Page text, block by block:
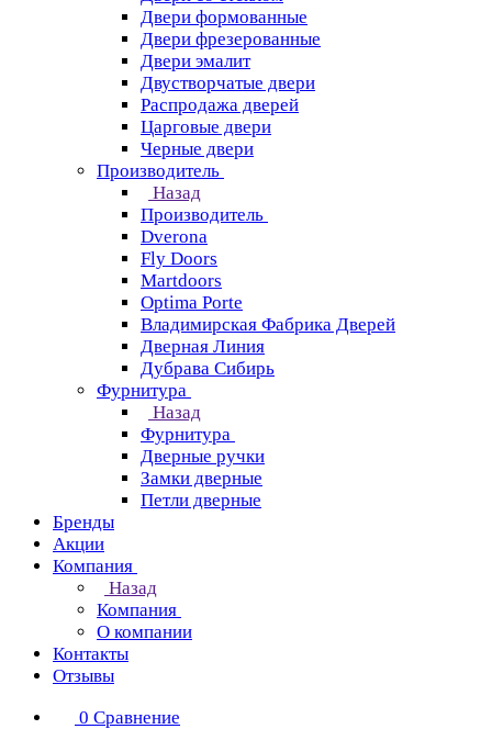
Двери формованные
Двери фрезерованные
Двери эмалит
Двустворчатые двери
Распродажа дверей
Царговые двери
Черные двери
Производитель
Назад
Производитель
Dverona
Fly Doors
Martdoors
Optima Porte
Владимирская Фабрика Дверей
Дверная Линия
Дубрава Сибирь
Фурнитура
Назад
Фурнитура
Дверные ручки
Замки дверные
Петли дверные
Бренды
Акции
Компания
Назад
Компания
О компании
Контакты
Отзывы
0 Сравнение